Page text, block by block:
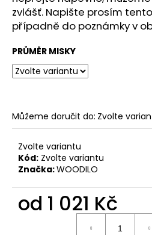
zvlášť. Napište prosím
případně do poznámky v
PRŮMĚR MISKY
Můžeme doručit do: Zvolte
Zvolte variantu
Kód: Zvolte variantu
Značka:WOODILO
od 1 021 Kč
č
u
j
e
m
e